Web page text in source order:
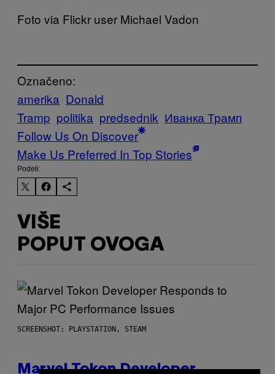
Foto via Flickr user Michael Vadon
Označeno:
amerika Donald
Tramp politika predsednik Иванка Трамп
Follow Us On Discover
Make Us Preferred In Top Stories
Podeli:
VIŠE
POPUT OVOGA
SCREENSHOT: PLAYSTATION, STEAM
Marvel Tokon Developer